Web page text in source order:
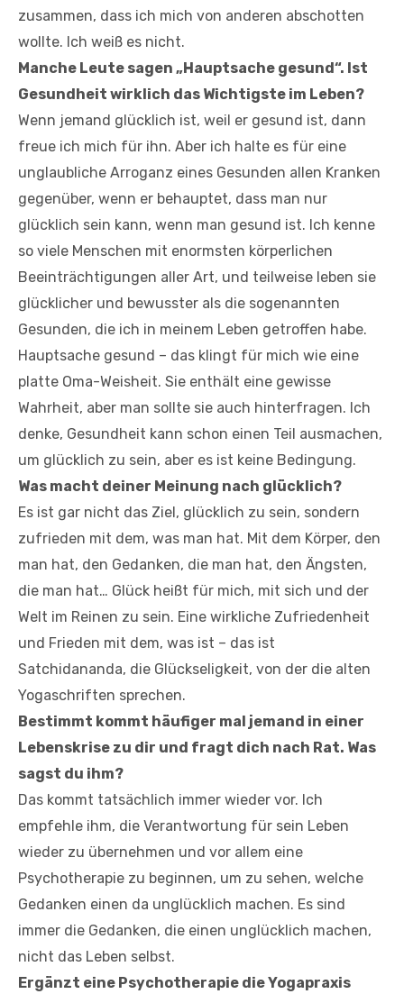
zusammen, dass ich mich von anderen abschotten
wollte. Ich weiß es nicht.
Manche Leute sagen „Hauptsache gesund“. Ist
Gesundheit wirklich das Wichtigste im Leben?
Wenn jemand glücklich ist, weil er gesund ist, dann
freue ich mich für ihn. Aber ich halte es für eine
unglaubliche Arroganz eines Gesunden allen Kranken
gegenüber, wenn er behauptet, dass man nur
glücklich sein kann, wenn man gesund ist. Ich kenne
so viele Menschen mit enormsten körperlichen
Beeinträchtigungen aller Art, und teilweise leben sie
glücklicher und bewusster als die sogenannten
Gesunden, die ich in meinem Leben getroffen habe.
Hauptsache gesund – das klingt für mich wie eine
platte Oma-Weisheit. Sie enthält eine gewisse
Wahrheit, aber man sollte sie auch hinterfragen. Ich
denke, Gesundheit kann schon einen Teil ausmachen,
um glücklich zu sein, aber es ist keine Bedingung.
Was macht deiner Meinung nach glücklich?
Es ist gar nicht das Ziel, glücklich zu sein, sondern
zufrieden mit dem, was man hat. Mit dem Körper, den
man hat, den Gedanken, die man hat, den Ängsten,
die man hat… Glück heißt für mich, mit sich und der
Welt im Reinen zu sein. Eine wirkliche Zufriedenheit
und Frieden mit dem, was ist – das ist
Satchidananda, die Glückseligkeit, von der die alten
Yogaschriften sprechen.
Bestimmt kommt häufiger mal jemand in einer
Lebenskrise zu dir und fragt dich nach Rat. Was
sagst du ihm?
Das kommt tatsächlich immer wieder vor. Ich
empfehle ihm, die Verantwortung für sein Leben
wieder zu übernehmen und vor allem eine
Psychotherapie zu beginnen, um zu sehen, welche
Gedanken einen da unglücklich machen. Es sind
immer die Gedanken, die einen unglücklich machen,
nicht das Leben selbst.
Ergänzt eine Psychotherapie die Yogapraxis